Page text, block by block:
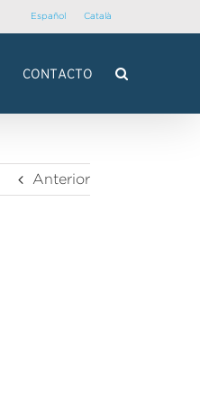
Español Català
CONTACTO
Anterior